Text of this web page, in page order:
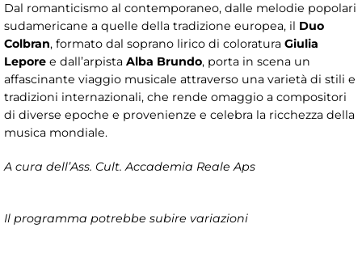
Dal romanticismo al contemporaneo, dalle melodie popolari
sudamericane a quelle della tradizione europea, il Duo
Colbran, formato dal soprano lirico di coloratura Giulia
Lepore e dall’arpista Alba Brundo, porta in scena un
affascinante viaggio musicale attraverso una varietà di stili e
tradizioni internazionali, che rende omaggio a compositori
di diverse epoche e provenienze e celebra la ricchezza della
musica mondiale.
A cura dell’Ass. Cult. Accademia Reale Aps
Il programma potrebbe subire variazioni